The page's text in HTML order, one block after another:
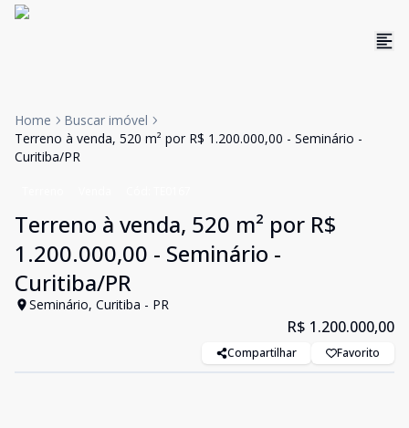
Home
Buscar imóvel
Terreno à venda, 520 m² por R$ 1.200.000,00 - Seminário -
Curitiba/PR
Terreno à venda, 520 m² por R$
1.200.000,00 - Seminário -
Curitiba/PR
Seminário, Curitiba - PR
R$ 1.200.000,00
Compartilhar Favorito